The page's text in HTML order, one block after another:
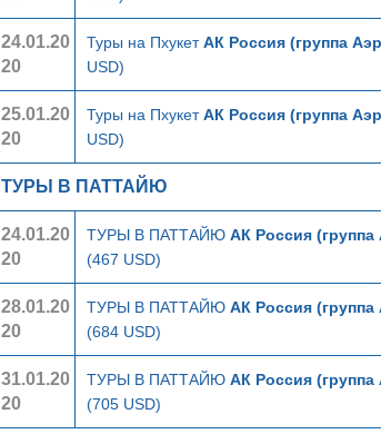
24.01.20
20
Туры на ПхукетАК Россия (группа
USD)
25.01.20
20
Туры на ПхукетАК Россия (группа
USD)
ТУРЫ В ПАТТАЙЮ
24.01.20
20
ТУРЫ В ПАТТАЙЮ АК Россия
(467 USD)
28.01.20
20
ТУРЫ В ПАТТАЙЮ АК Россия
(684 USD)
31.01.20
20
ТУРЫ В ПАТТАЙЮ АК Россия
(705 USD)